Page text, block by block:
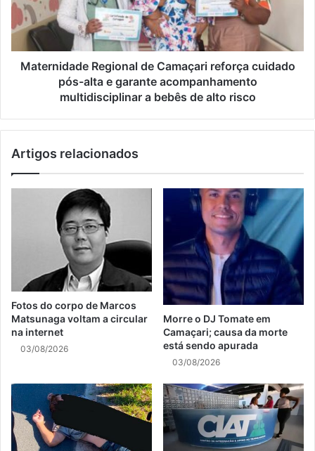
Maternidade Regional de Camaçari reforça cuidado
pós-alta e garante acompanhamento
multidisciplinar a bebês de alto risco
Artigos relacionados
Fotos do corpo de Marcos
Matsunaga voltam a circular
na internet
03/08/2026
Morre o DJ Tomate em
Camaçari; causa da morte
está sendo apurada
03/08/2026